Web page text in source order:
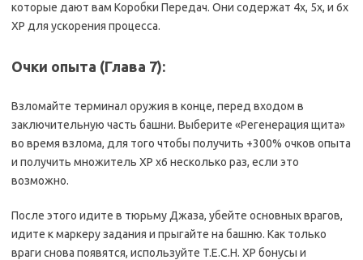
которые дают вам Коробки Передач. Они содержат 4x, 5x, и 6x
XP для ускорения процесса.
Очки опыта (Глава 7):
Взломайте терминал оружия в конце, перед входом в
заключительную часть башни. Выберите «Регенерация щита»
во время взлома, для того чтобы получить +300% очков опыта
и получить множитель XP x6 несколько раз, если это
возможно.
После этого идите в тюрьму Джаза, убейте основных врагов,
идите к маркеру задания и прыгайте на башню. Как только
враги снова появятся, используйте T.E.C.H. XP бонусы и